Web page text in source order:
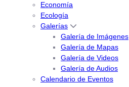
Economía
Ecología
Galerías
Galería de Imágenes
Galería de Mapas
Galería de Videos
Galería de Audios
Calendario de Eventos